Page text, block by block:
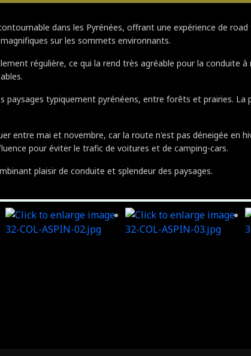
dans les Pyrénées, offrant une expérience de
sur les sommets environnants.
régulière, ce qui la rend très agréable pour la conduite
paysages typiquement pyrénéens, entre forêts et prairies.
entre mai et novembre, car la route n'est pas déneigée en
pour éviter le trafic de voitures et de camping-cars.
plaisir de conduite et splendeur des paysages.